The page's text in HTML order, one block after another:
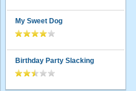
My Sweet Dog
Birthday Party Slacking